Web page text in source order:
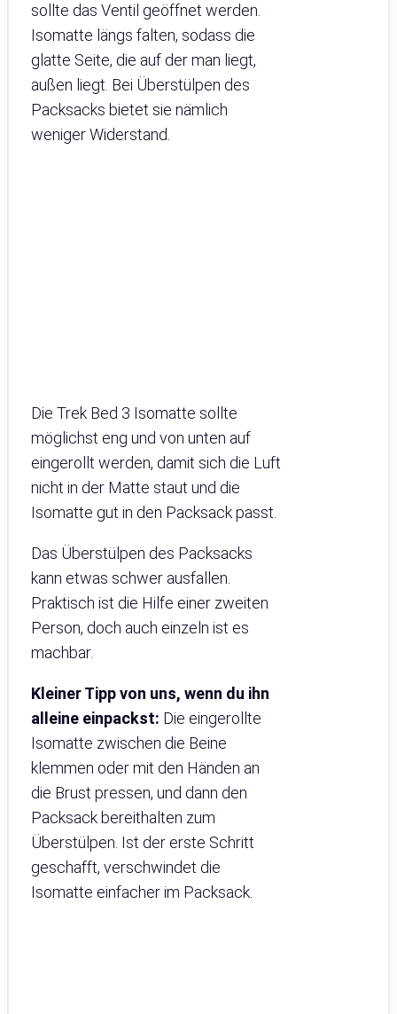
sollte das Ventil geöffnet werden.
Isomatte längs falten, sodass die
glatte Seite, die auf der man liegt,
außen liegt. Bei Überstülpen des
Packsacks bietet sie nämlich
weniger Widerstand.
Die Trek Bed 3 Isomatte sollte
möglichst eng und von unten auf
eingerollt werden, damit sich die Luft
nicht in der Matte staut und die
Isomatte gut in den Packsack passt.
Das Überstülpen des Packsacks
kann etwas schwer ausfallen.
Praktisch ist die Hilfe einer zweiten
Person, doch auch einzeln ist es
machbar.
Kleiner Tipp von uns, wenn du ihn
alleine einpackst: Die eingerollte
Isomatte zwischen die Beine
klemmen oder mit den Händen an
die Brust pressen, und dann den
Packsack bereithalten zum
Überstülpen. Ist der erste Schritt
geschafft, verschwindet die
Isomatte einfacher im Packsack.